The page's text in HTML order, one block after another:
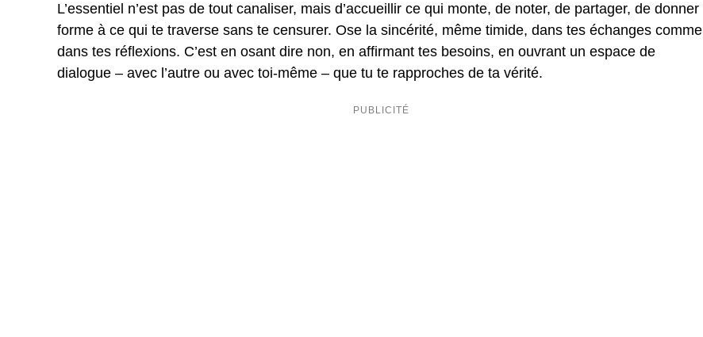
L’essentiel n’est pas de tout canaliser, mais d’accueillir ce qui monte, de noter, de partager, de donner
forme à ce qui te traverse sans te censurer. Ose la sincérité, même timide, dans tes échanges comme
dans tes réflexions. C’est en osant dire non, en affirmant tes besoins, en ouvrant un espace de
dialogue – avec l’autre ou avec toi-même – que tu te rapproches de ta vérité.